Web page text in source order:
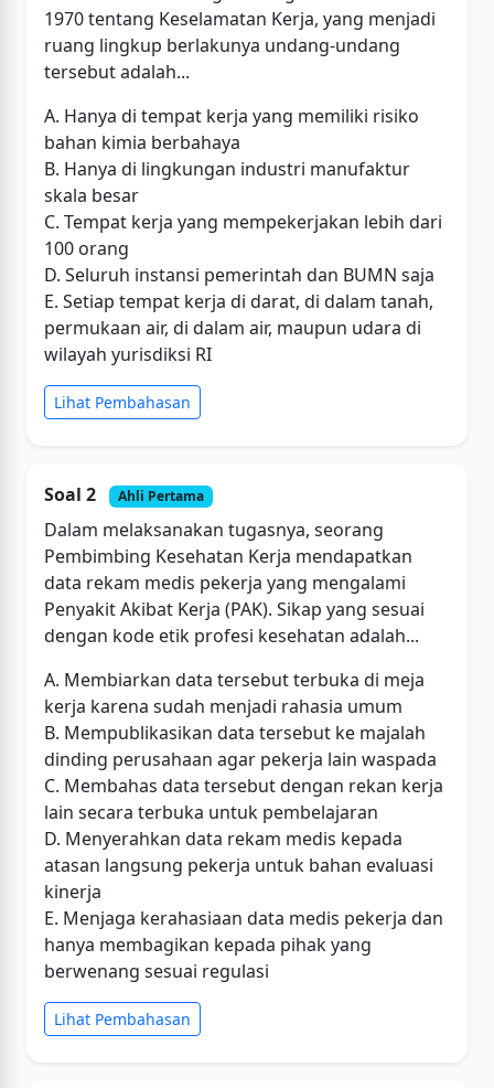
1970 tentang Keselamatan Kerja, yang menjadi
ruang lingkup berlakunya undang-undang
tersebut adalah...
A. Hanya di tempat kerja yang memiliki risiko
bahan kimia berbahaya
B. Hanya di lingkungan industri manufaktur
skala besar
C. Tempat kerja yang mempekerjakan lebih dari
100 orang
D. Seluruh instansi pemerintah dan BUMN saja
E. Setiap tempat kerja di darat, di dalam tanah,
permukaan air, di dalam air, maupun udara di
wilayah yurisdiksi RI
Lihat Pembahasan
Soal 2 Ahli Pertama
Dalam melaksanakan tugasnya, seorang
Pembimbing Kesehatan Kerja mendapatkan
data rekam medis pekerja yang mengalami
Penyakit Akibat Kerja (PAK). Sikap yang sesuai
dengan kode etik profesi kesehatan adalah...
A. Membiarkan data tersebut terbuka di meja
kerja karena sudah menjadi rahasia umum
B. Mempublikasikan data tersebut ke majalah
dinding perusahaan agar pekerja lain waspada
C. Membahas data tersebut dengan rekan kerja
lain secara terbuka untuk pembelajaran
D. Menyerahkan data rekam medis kepada
atasan langsung pekerja untuk bahan evaluasi
kinerja
E. Menjaga kerahasiaan data medis pekerja dan
hanya membagikan kepada pihak yang
berwenang sesuai regulasi
Lihat Pembahasan